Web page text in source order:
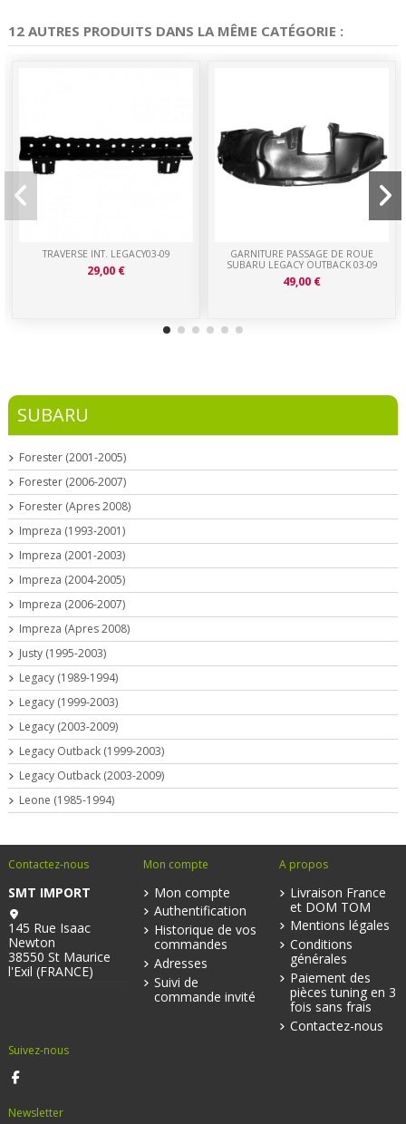
12 AUTRES PRODUITS DANS LA MÊME CATÉGORIE :
TRAVERSE INT. LEGACY03-09
29,00 €
GARNITURE PASSAGE DE ROUE
SUBARU LEGACY OUTBACK 03-09
49,00 €
SUBARU
Forester (2001-2005)
Forester (2006-2007)
Forester (Apres 2008)
Impreza (1993-2001)
Impreza (2001-2003)
Impreza (2004-2005)
Impreza (2006-2007)
Impreza (Apres 2008)
Justy (1995-2003)
Legacy (1989-1994)
Legacy (1999-2003)
Legacy (2003-2009)
Legacy Outback (1999-2003)
Legacy Outback (2003-2009)
Leone (1985-1994)
Contactez-nous
SMT IMPORT
145 Rue Isaac
Newton
38550 St Maurice
l'Exil (FRANCE)
Mon compte
Mon compte
Authentification
Historique de vos
commandes
Adresses
Suivi de
commande invité
A propos
Livraison France
et DOM TOM
Mentions légales
Conditions
générales
Paiement des
pièces tuning en 3
fois sans frais
Contactez-nous
Suivez-nous
Newsletter